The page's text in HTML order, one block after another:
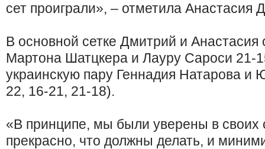
сет проиграли», – отметила Анастасия
В основной сетке Дмитрий и Анастасия
Мартона Шатцкера и Лауру Сароси 21-
украинскую пару Геннадия Натарова и
22, 16-21, 21-18).
«В принципе, мы были уверены в своих
прекрасно, что должны делать, и